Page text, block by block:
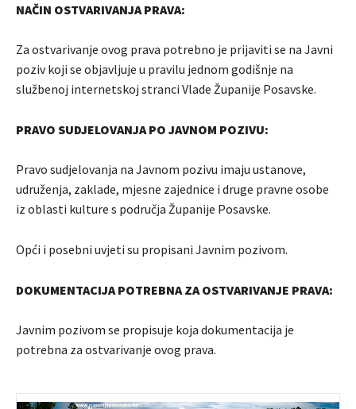
NAČIN OSTVARIVANJA PRAVA:
Za ostvarivanje ovog prava potrebno je prijaviti se na Javni
poziv koji se objavljuje u pravilu jednom godišnje na
službenoj internetskoj stranci Vlade Županije Posavske.
PRAVO SUDJELOVANJA PO JAVNOM POZIVU:
Pravo sudjelovanja na Javnom pozivu imaju ustanove,
udruženja, zaklade, mjesne zajednice i druge pravne osobe
iz oblasti kulture s područja Županije Posavske.
Opći i posebni uvjeti su propisani Javnim pozivom.
DOKUMENTACIJA POTREBNA ZA OSTVARIVANJE PRAVA:
Javnim pozivom se propisuje koja dokumentacija je
potrebna za ostvarivanje ovog prava.